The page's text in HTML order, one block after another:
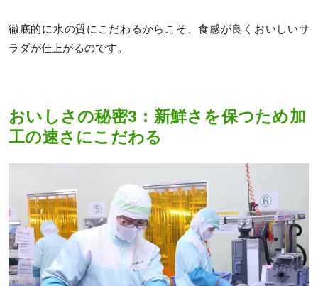
徹底的に水の質にこだわるからこそ、食感が良くおいしいサ
ラダが仕上がるのです。
おいしさの秘密3：新鮮さを保つため加
工の速さにこだわる